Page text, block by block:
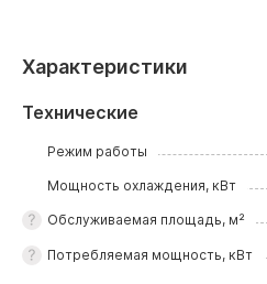
Характеристики
Технические
Режим работы
Мощность охлаждения, кВт
Обслуживаемая площадь, м²
Потребляемая мощность, кВт